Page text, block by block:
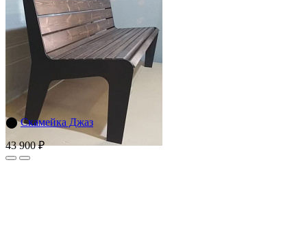
⬤ Скамейка Джаз
43 900 ₽